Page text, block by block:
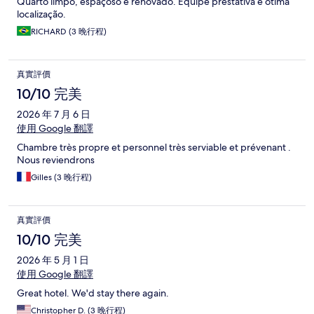
localização.
RICHARD (3 晚行程)
真實評價
10/10 完美
2026 年 7 月 6 日
使用 Google 翻譯
Chambre très propre et personnel très serviable et prévenant .
Nous reviendrons
Gilles (3 晚行程)
真實評價
10/10 完美
2026 年 5 月 1 日
使用 Google 翻譯
Great hotel. We'd stay there again.
Christopher D. (3 晚行程)